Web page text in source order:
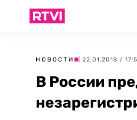
НОВОСТИ | 22.01.2018 /
В России